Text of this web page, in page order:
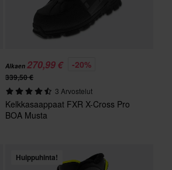
Alkaen270,99 € -20%
339,50 €
3 Arvostelut
Kelkkasaappaat FXR X-Cross Pro
BOA Musta
Huippuhinta!